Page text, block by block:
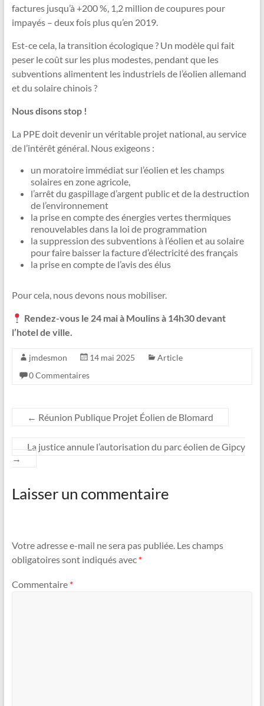
factures jusqu’à +200 %, 1,2 million de coupures pour
impayés – deux fois plus qu’en 2019.
Est-ce cela, la transition écologique ? Un modèle qui fait
peser le coût sur les plus modestes, pendant que les
subventions alimentent les industriels de l’éolien allemand
et du solaire chinois ?
Nous disons stop !
La PPE doit devenir un véritable projet national, au service
de l’intérêt général. Nous exigeons :
un moratoire immédiat sur l’éolien et les champs
solaires en zone agricole,
l’arrêt du gaspillage d’argent public et de la destruction
de l’environnement
la prise en compte des énergies vertes thermiques
renouvelables dans la loi de programmation
la suppression des subventions à l’éolien et au solaire
pour faire baisser la facture d’électricité des français
la prise en compte de l’avis des élus
Pour cela, nous devons nous mobiliser.
Rendez-vous le 24 mai à Moulins à 14h30 devant
l’hotel de ville.
jmdesmon 14 mai 2025
Article
0 Commentaires
← Réunion Publique Projet Éolien de Blomard
La justice annule l’autorisation du parc éolien de Gipcy
→
Laisser un commentaire
Votre adresse e-mail ne sera pas publiée. Les champs
obligatoires sont indiqués avec *
Commentaire *